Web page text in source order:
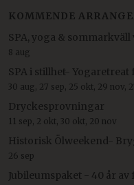
KOMMENDE
SPA, yoga & sommarkväll
8 aug
SPA i stillhet-
30 aug, 27 sep, 25 okt, 29 nov,
Dryckesprovningar
11 sep, 2 okt, 30 okt, 20 nov
Historisk Ölweekend-
26 sep
Jubileumspaket - 40 år